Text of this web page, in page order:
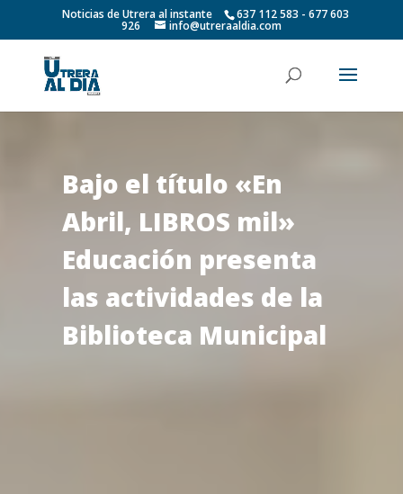
Noticias de Utrera al instante 637 112 583 - 677 603
926 info@utreraaldia.com
Bajo el título «En
Abril, LIBROS mil»
Educación presenta
las actividades de la
Biblioteca Municipal